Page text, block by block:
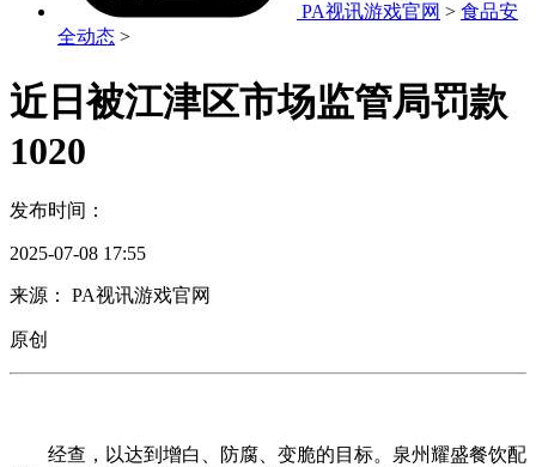
PA视讯游戏官网 > 食品安
全动态 >
近日被江津区市场监管局罚款
1020
发布时间：
2025-07-08 17:55
来源： PA视讯游戏官网
原创
经查，以达到增白、防腐、变脆的目标。泉州耀盛餐饮配